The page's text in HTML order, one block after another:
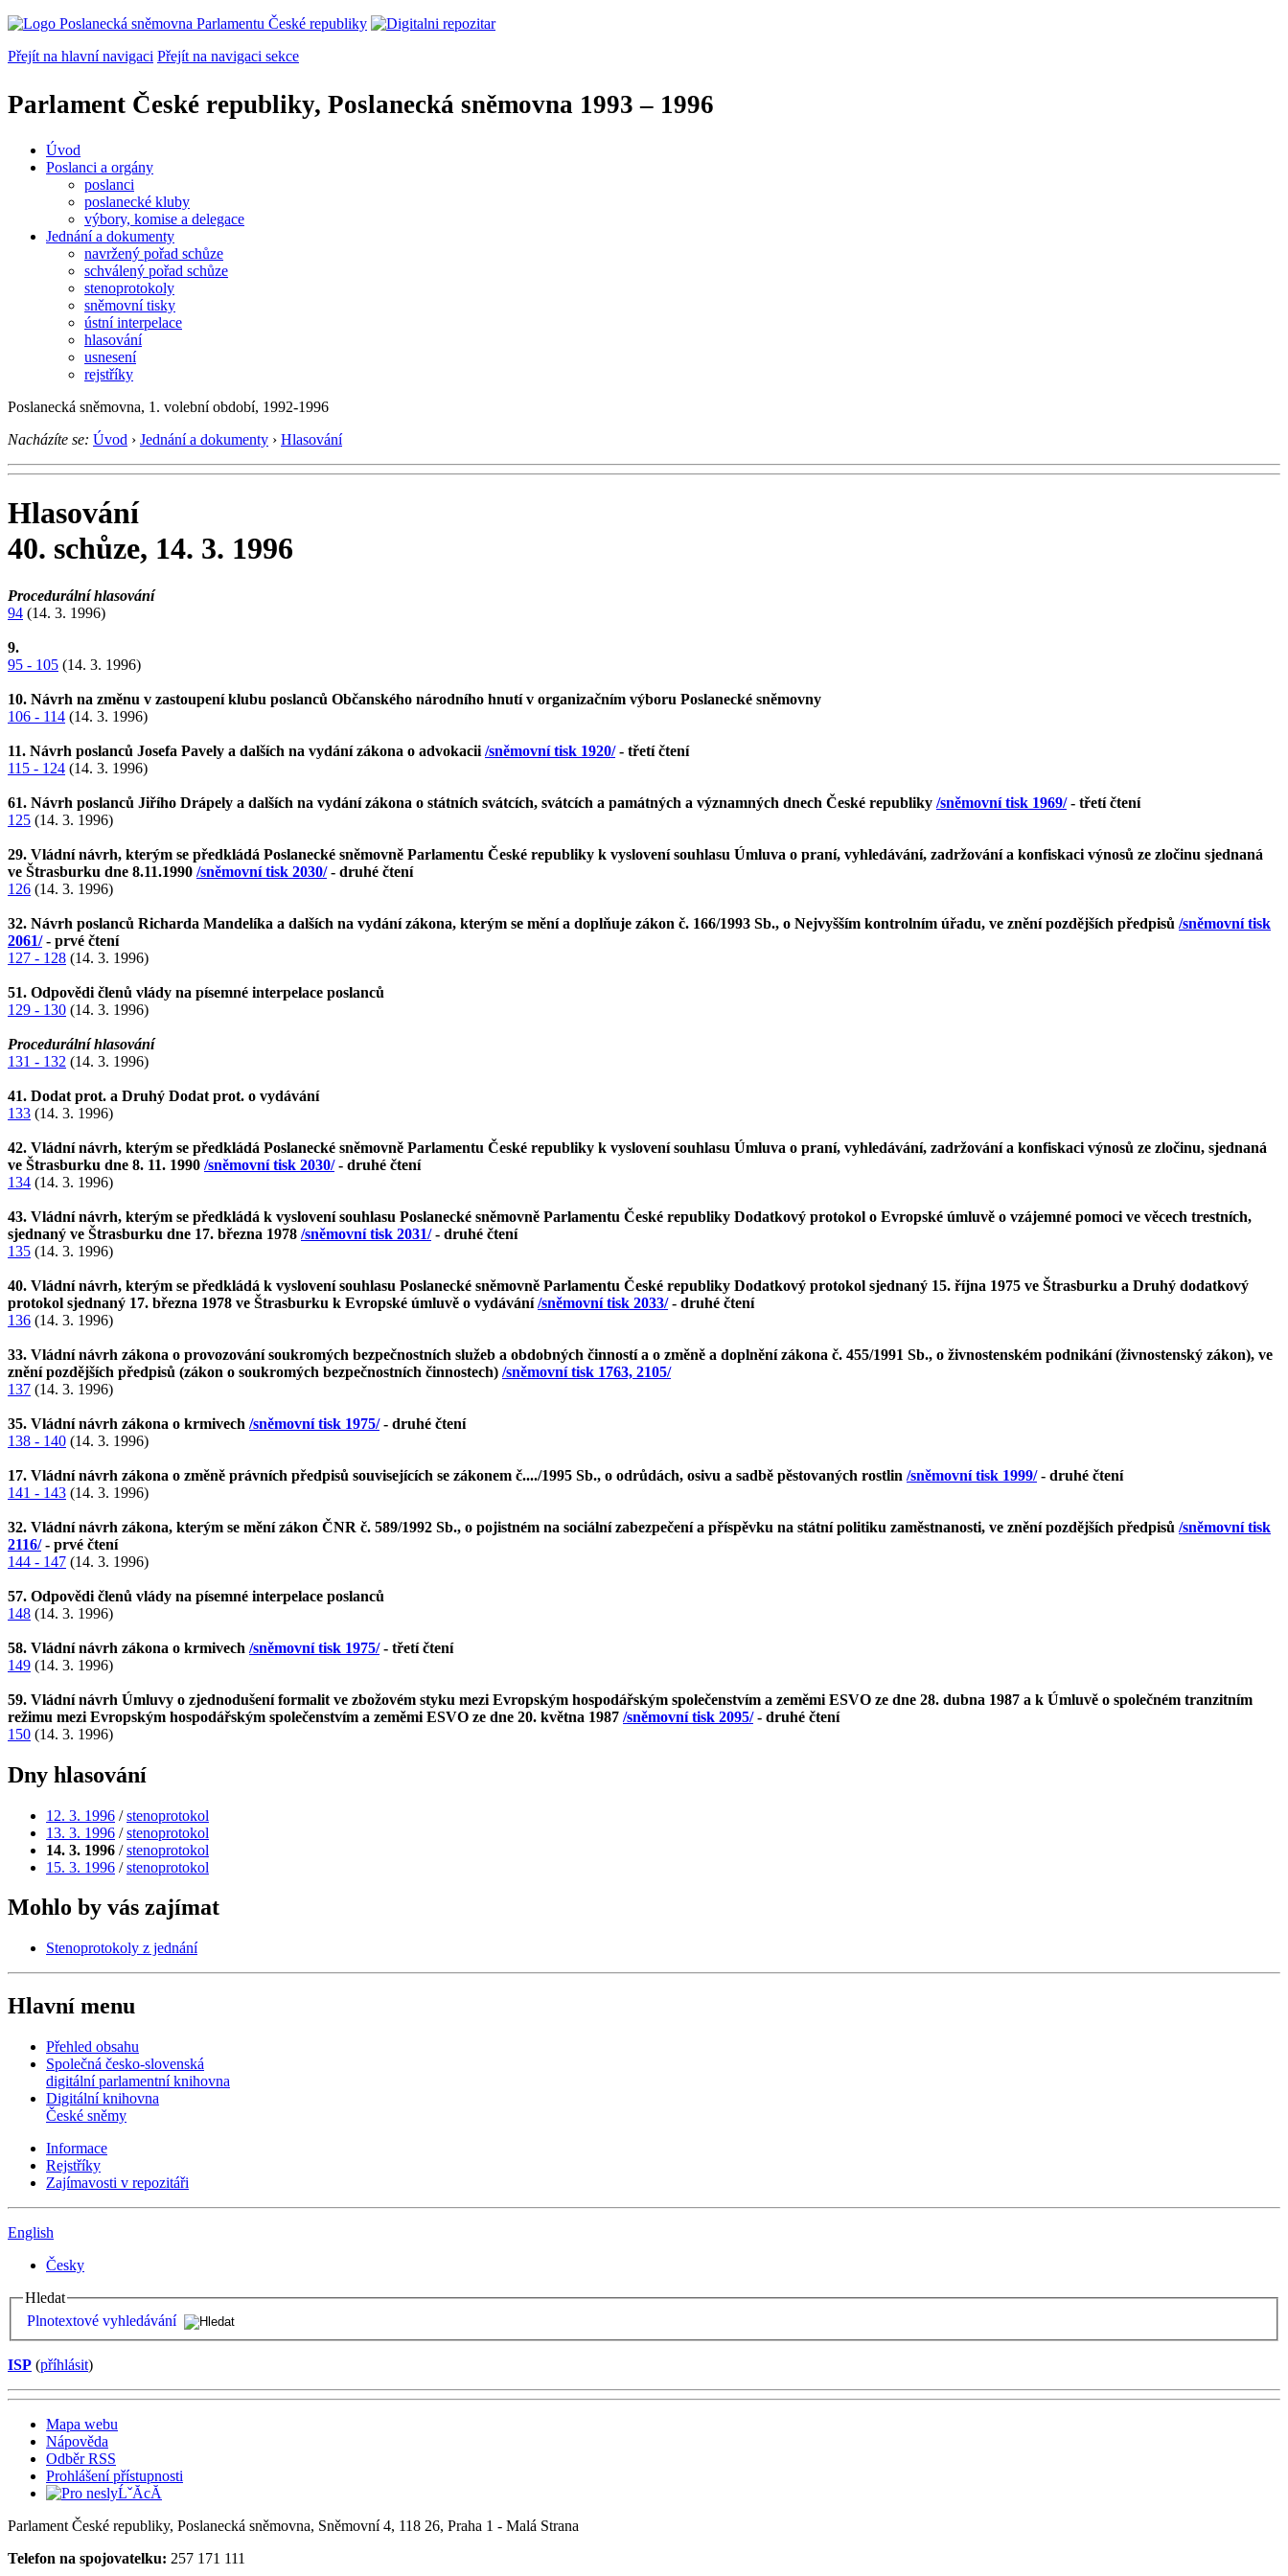
Přejít na hlavní navigaci Přejít na navigaci sekce
Parlament České republiky, Poslanecká sněmovna 1993 – 1996
Úvod
Poslanci a orgány
poslanci
poslanecké kluby
výbory, komise a delegace
Jednání a dokumenty
navržený pořad schůze
schválený pořad schůze
stenoprotokoly
sněmovní tisky
ústní interpelace
hlasování
usnesení
rejstříky
Poslanecká sněmovna, 1. volební období, 1992-1996
Nacházíte se: Úvod › Jednání a dokumenty › Hlasování
Hlasování
40. schůze, 14. 3. 1996
Procedurální hlasování
94 (14. 3. 1996)
9.
95 - 105 (14. 3. 1996)
10. Návrh na změnu v zastoupení klubu poslanců Občanského národního hnutí v organizačním výboru Poslanecké sněmovny
106 - 114 (14. 3. 1996)
11. Návrh poslanců Josefa Pavely a dalších na vydání zákona o advokacii /sněmovní tisk 1920/- třetí čtení
115 - 124 (14. 3. 1996)
61. Návrh poslanců Jiřího Drápely a dalších na vydání zákona o státních svátcích, svátcích a památných a významných dnech České republiky /sněmovní tisk 1969/- třetí čtení
125 (14. 3. 1996)
29. Vládní návrh, kterým se předkládá Poslanecké sněmovně Parlamentu České republiky k vyslovení souhlasu Úmluva o praní, vyhledávání, zadržování a konfiskaci výnosů ze zločinu sjednaná
ve Štrasburku dne 8.11.1990 /sněmovní tisk 2030/- druhé čtení
126 (14. 3. 1996)
32. Návrh poslanců Richarda Mandelíka a dalších na vydání zákona, kterým se mění a doplňuje zákon č. 166/1993 Sb., o Nejvyšším kontrolním úřadu, ve znění pozdějších předpisů /sněmovní tisk
2061/- prvé čtení
127 - 128 (14. 3. 1996)
51. Odpovědi členů vlády na písemné interpelace poslanců
129 - 130 (14. 3. 1996)
Procedurální hlasování
131 - 132 (14. 3. 1996)
41. Dodat prot. a Druhý Dodat prot. o vydávání
133 (14. 3. 1996)
42. Vládní návrh, kterým se předkládá Poslanecké sněmovně Parlamentu České republiky k vyslovení souhlasu Úmluva o praní, vyhledávání, zadržování a konfiskaci výnosů ze zločinu, sjednaná
ve Štrasburku dne 8. 11. 1990 /sněmovní tisk 2030/- druhé čtení
134 (14. 3. 1996)
43. Vládní návrh, kterým se předkládá k vyslovení souhlasu Poslanecké sněmovně Parlamentu České republiky Dodatkový protokol o Evropské úmluvě o vzájemné pomoci ve věcech trestních,
sjednaný ve Štrasburku dne 17. března 1978 /sněmovní tisk 2031/- druhé čtení
135 (14. 3. 1996)
40. Vládní návrh, kterým se předkládá k vyslovení souhlasu Poslanecké sněmovně Parlamentu České republiky Dodatkový protokol sjednaný 15. října 1975 ve Štrasburku a Druhý dodatkový
protokol sjednaný 17. března 1978 ve Štrasburku k Evropské úmluvě o vydávání/sněmovní tisk 2033/- druhé čtení
136 (14. 3. 1996)
33. Vládní návrh zákona o provozování soukromých bezpečnostních služeb a obdobných činností a o změně a doplnění zákona č. 455/1991 Sb., o živnostenském podnikání (živnostenský zákon), ve
znění pozdějších předpisů (zákon o soukromých bezpečnostních činnostech) /sněmovní tisk 1763, 2105/
137 (14. 3. 1996)
35. Vládní návrh zákona o krmivech /sněmovní tisk 1975/- druhé čtení
138 - 140 (14. 3. 1996)
17. Vládní návrh zákona o změně právních předpisů souvisejících se zákonem č..../1995 Sb., o odrůdách, osivu a sadbě pěstovaných rostlin /sněmovní tisk 1999/- druhé čtení
141 - 143 (14. 3. 1996)
32. Vládní návrh zákona, kterým se mění zákon ČNR č. 589/1992 Sb., o pojistném na sociální zabezpečení a příspěvku na státní politiku zaměstnanosti, ve znění pozdějších předpisů /sněmovní tisk
2116/- prvé čtení
144 - 147 (14. 3. 1996)
57. Odpovědi členů vlády na písemné interpelace poslanců
148 (14. 3. 1996)
58. Vládní návrh zákona o krmivech /sněmovní tisk 1975/- třetí čtení
149 (14. 3. 1996)
59. Vládní návrh Úmluvy o zjednodušení formalit ve zbožovém styku mezi Evropským hospodářským společenstvím a zeměmi ESVO ze dne 28. dubna 1987 a k Úmluvě o společném tranzitním
režimu mezi Evropským hospodářským společenstvím a zeměmi ESVO ze dne 20. května 1987 /sněmovní tisk 2095/- druhé čtení
150 (14. 3. 1996)
Dny hlasování
12. 3. 1996 /stenoprotokol
13. 3. 1996 /stenoprotokol
14. 3. 1996 /stenoprotokol
15. 3. 1996 /stenoprotokol
Mohlo by vás zajímat
Stenoprotokoly z jednání
Hlavní menu
Přehled obsahu
Společná česko-slovenská
digitální parlamentní knihovna
Digitální knihovna
České sněmy
Informace
Rejstříky
Zajímavosti v repozitáři
English
Česky
Hledat
Plnotextové vyhledávání
ISP (příhlásit)
Mapa webu
Nápověda
Odběr RSS
Prohlášení přístupnosti
Parlament České republiky, Poslanecká sněmovna, Sněmovní 4, 118 26, Praha 1 - Malá Strana
Telefon na spojovatelku: 257 171 111